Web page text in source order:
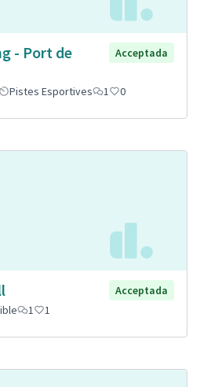
- Port de
Acceptada
Pistes Esportives 1 0
Acceptada
1 1